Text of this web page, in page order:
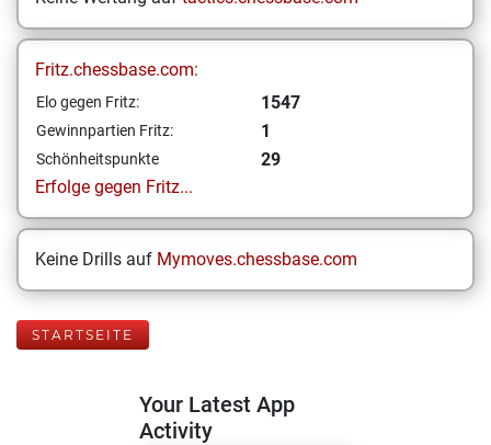
Fritz.chessbase.com:
Elo gegen Fritz: 1547
Gewinnpartien Fritz: 1
Schönheitspunkte
29
Erfolge gegen Fritz...
Keine Drills auf Mymoves.chessbase.com
STARTSEITE
Your Latest App
Activity